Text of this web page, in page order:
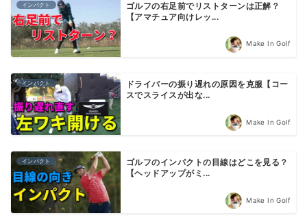
インパクト
ゴルフの右足前でリストターンは正解？
【アマチュア向けレッ...
Make In Golf
インパクト
ドライバーの振り遅れの原因を克服【コー
スでスライスが出な...
Make In Golf
インパクト
ゴルフのインパクトの目線はどこを見る？
【ヘッドアップがミ...
Make In Golf